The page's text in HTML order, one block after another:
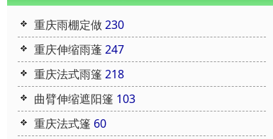
重庆雨棚定做230
重庆伸缩雨蓬247
重庆法式雨篷 218
曲臂伸缩遮阳篷 103
重庆法式篷 60